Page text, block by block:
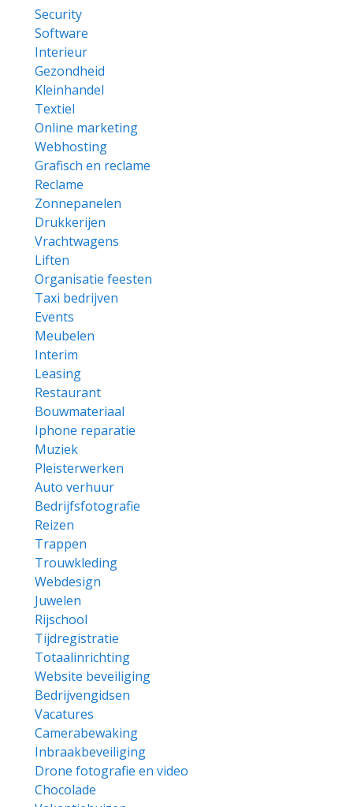
Security
Software
Interieur
Gezondheid
Kleinhandel
Textiel
Online marketing
Webhosting
Grafisch en reclame
Reclame
Zonnepanelen
Drukkerijen
Vrachtwagens
Liften
Organisatie feesten
Taxi bedrijven
Events
Meubelen
Interim
Leasing
Restaurant
Bouwmateriaal
Iphone reparatie
Muziek
Pleisterwerken
Auto verhuur
Bedrijfsfotografie
Reizen
Trappen
Trouwkleding
Webdesign
Juwelen
Rijschool
Tijdregistratie
Totaalinrichting
Website beveiliging
Bedrijvengidsen
Vacatures
Camerabewaking
Inbraakbeveiliging
Drone fotografie en video
Chocolade